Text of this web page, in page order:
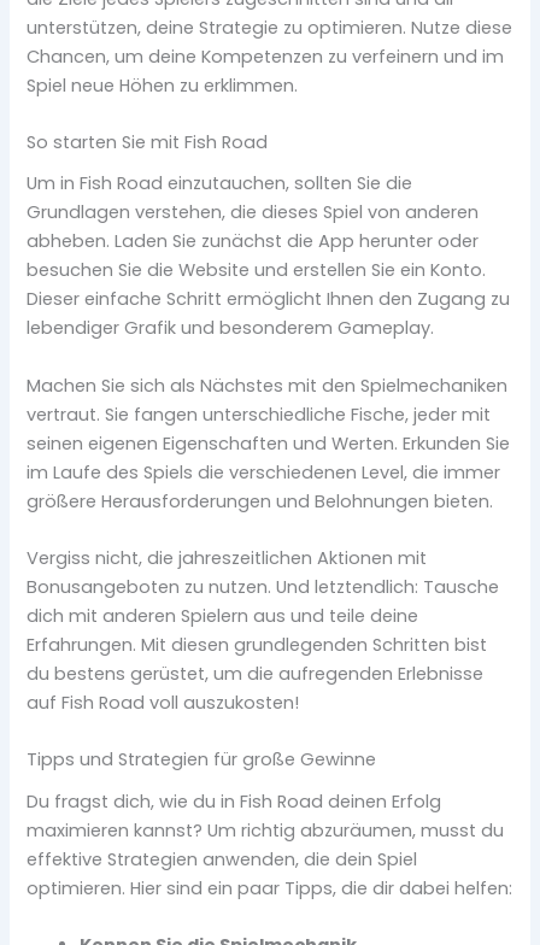
unterstützen, deine Strategie zu optimieren. Nutze diese
Chancen, um deine Kompetenzen zu verfeinern und im
Spiel neue Höhen zu erklimmen.
So starten Sie mit Fish Road
Um in Fish Road einzutauchen, sollten Sie die
Grundlagen verstehen, die dieses Spiel von anderen
abheben. Laden Sie zunächst die App herunter oder
besuchen Sie die Website und erstellen Sie ein Konto.
Dieser einfache Schritt ermöglicht Ihnen den Zugang zu
lebendiger Grafik und besonderem Gameplay.
Machen Sie sich als Nächstes mit den Spielmechaniken
vertraut. Sie fangen unterschiedliche Fische, jeder mit
seinen eigenen Eigenschaften und Werten. Erkunden Sie
im Laufe des Spiels die verschiedenen Level, die immer
größere Herausforderungen und Belohnungen bieten.
Vergiss nicht, die jahreszeitlichen Aktionen mit
Bonusangeboten zu nutzen. Und letztendlich: Tausche
dich mit anderen Spielern aus und teile deine
Erfahrungen. Mit diesen grundlegenden Schritten bist
du bestens gerüstet, um die aufregenden Erlebnisse
auf Fish Road voll auszukosten!
Tipps und Strategien für große Gewinne
Du fragst dich, wie du in Fish Road deinen Erfolg
maximieren kannst? Um richtig abzuräumen, musst du
effektive Strategien anwenden, die dein Spiel
optimieren. Hier sind ein paar Tipps, die dir dabei helfen: